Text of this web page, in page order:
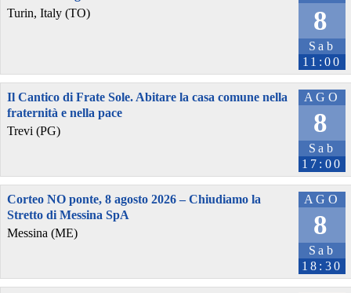
8
Sab
11:00
Turin, Italy (TO)
AGO
8
Sab
17:00
Il Cantico di Frate Sole. Abitare la casa comune nella
fraternità e nella pace
Trevi (PG)
AGO
8
Sab
18:30
Corteo NO ponte, 8 agosto 2026 – Chiudiamo la
Stretto di Messina SpA
Messina (ME)